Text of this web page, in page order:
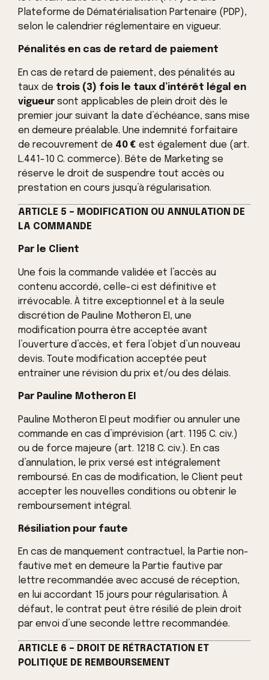
Plateforme de Dématérialisation Partenaire (PDP),
selon le calendrier réglementaire en vigueur.
Pénalités en cas de retard de paiement
En cas de retard de paiement, des pénalités au
taux de trois (3) fois le taux d’intérêt légal en
vigueur sont applicables de plein droit dès le
premier jour suivant la date d’échéance, sans mise
en demeure préalable. Une indemnité forfaitaire
de recouvrement de 40 € est également due (art.
L.441-10 C. commerce). Bête de Marketing se
réserve le droit de suspendre tout accès ou
prestation en cours jusqu’à régularisation.
ARTICLE 5 – MODIFICATION OU ANNULATION DE
LA COMMANDE
Par le Client
Une fois la commande validée et l’accès au
contenu accordé, celle-ci est définitive et
irrévocable. À titre exceptionnel et à la seule
discrétion de Pauline Motheron EI, une
modification pourra être acceptée avant
l’ouverture d’accès, et fera l’objet d’un nouveau
devis. Toute modification acceptée peut
entraîner une révision du prix et/ou des délais.
Par Pauline Motheron EI
Pauline Motheron EI peut modifier ou annuler une
commande en cas d’imprévision (art. 1195 C. civ.)
ou de force majeure (art. 1218 C. civ.). En cas
d’annulation, le prix versé est intégralement
remboursé. En cas de modification, le Client peut
accepter les nouvelles conditions ou obtenir le
remboursement intégral.
Résiliation pour faute
En cas de manquement contractuel, la Partie non-
fautive met en demeure la Partie fautive par
lettre recommandée avec accusé de réception,
en lui accordant 15 jours pour régularisation. À
défaut, le contrat peut être résilié de plein droit
par envoi d’une seconde lettre recommandée.
ARTICLE 6 – DROIT DE RÉTRACTATION ET
POLITIQUE DE REMBOURSEMENT